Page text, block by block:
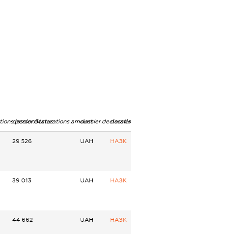
dossier.declarations.amountdossier.declarations.currency
dossier.declarations.source
29 526 UAH НАЗК
39 013 UAH НАЗК
44 662 UAH НАЗК